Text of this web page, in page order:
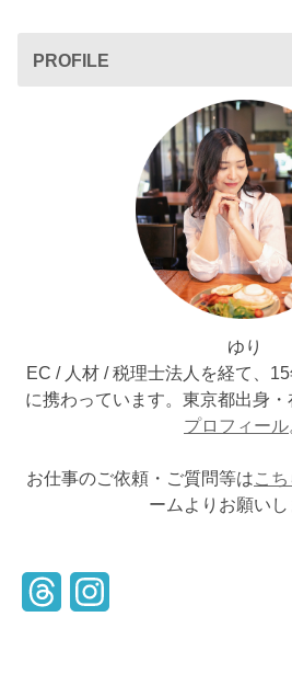
PROFILE
ゆり
EC / 人材 / 税理士法人を経て、
に携わっています。東京都出身・
プロフィール
お仕事のご依頼・ご質問等はこち
ームよりお願いし